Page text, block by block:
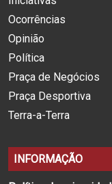
Ocorrências
Opinião
Política
Praça de Negócios
Praça Desportiva
Terra-a-Terra
INFORMAÇÃO